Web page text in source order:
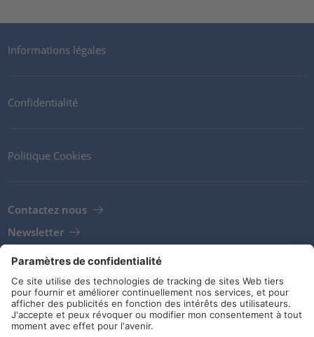
Informations légales
Confidentialité
Politique Cookies
Contactez nous
Newsletter
Clients
Fournisseurs
Conditions de stockage